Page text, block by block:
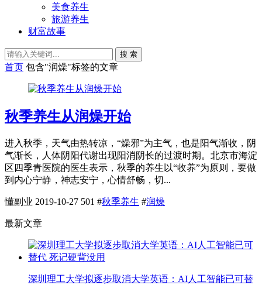
美食养生
旅游养生
财富故事
搜 索
首页 包含"润燥"标签的文章
秋季养生从润燥开始
进入秋季，天气由热转凉，“燥邪”为主气，也是阳气渐收，阴
气渐长，人体阴阳代谢出现阳消阴长的过渡时期。北京市海淀
区四季青医院的医生表示，秋季的养生以“收养”为原则，要做
到内心宁静，神志安宁，心情舒畅，切...
懂副业 2019-10-27 501 #秋季养生 #润燥
最新文章
深圳理工大学拟逐步取消大学英语：AI人工智能已可替